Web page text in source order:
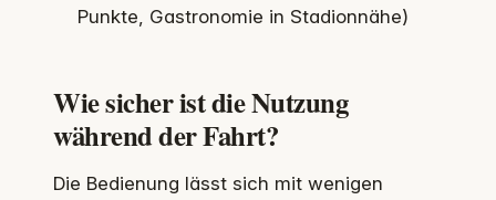
Punkte, Gastronomie in Stadionnähe)
Wie sicher ist die Nutzung
während der Fahrt?
Die Bedienung lässt sich mit wenigen